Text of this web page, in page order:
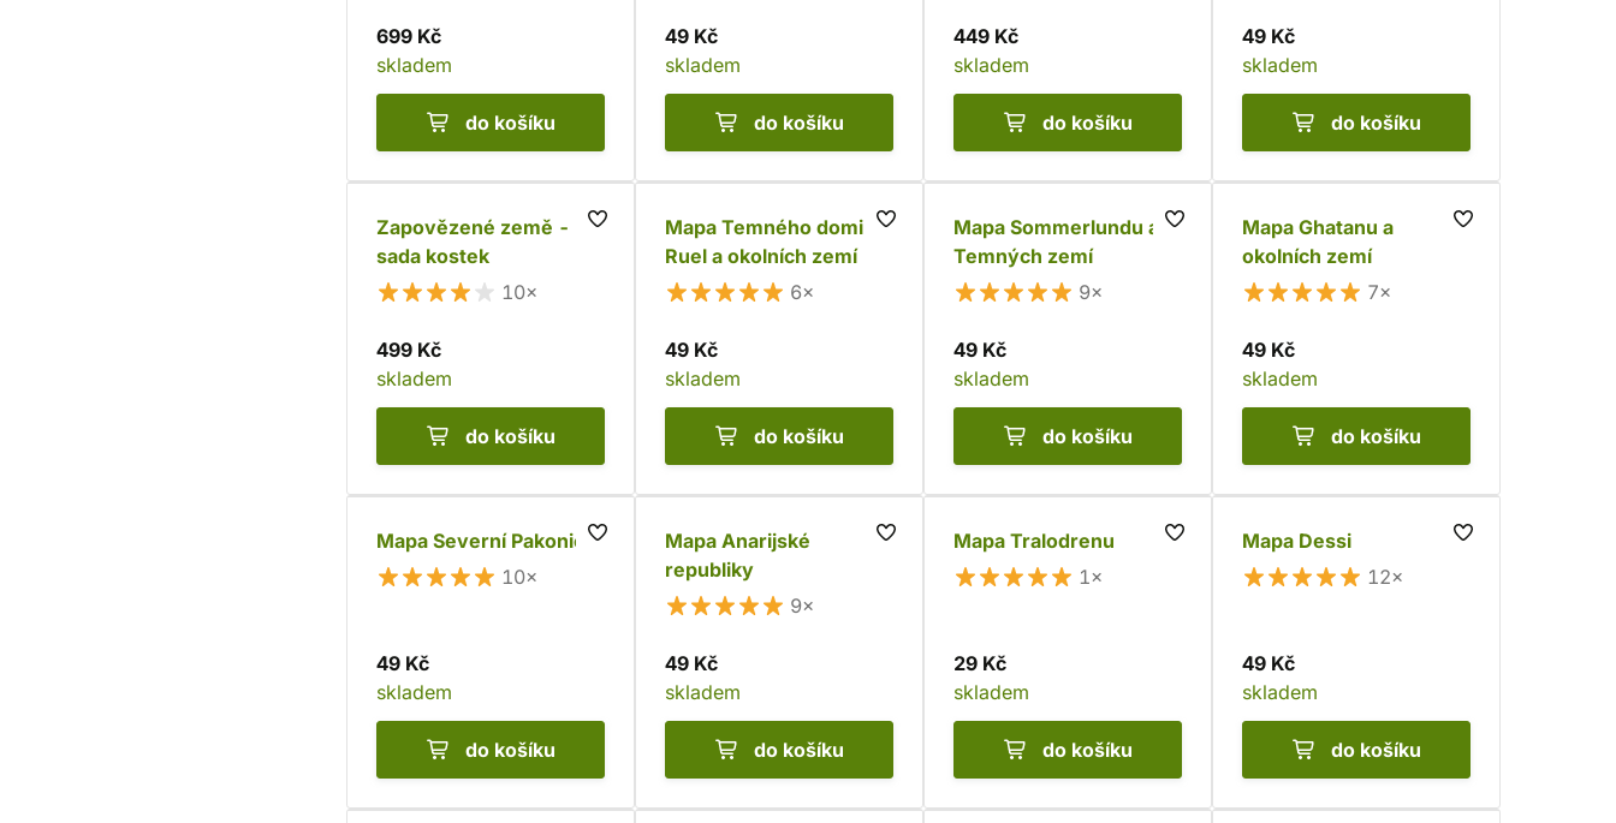
699 Kč
skladem
do košíku
49 Kč
skladem
do košíku
449 Kč
skladem
do košíku
49 Kč
skladem
do košíku
Zapovězené země -
sada kostek
10×
499 Kč
skladem
do košíku
Mapa Temného dominia
Ruel a okolních zemí
6×
49 Kč
skladem
do košíku
Mapa Sommerlundu a
Temných zemí
9×
49 Kč
skladem
do košíku
Mapa Ghatanu a
okolních zemí
7×
49 Kč
skladem
do košíku
Mapa Severní Pakonie
10×
49 Kč
skladem
do košíku
Mapa Anarijské
republiky
9×
49 Kč
skladem
do košíku
Mapa Tralodrenu
1×
29 Kč
skladem
do košíku
Mapa Dessi
12×
49 Kč
skladem
do košíku